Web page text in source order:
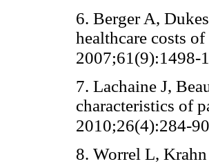
6. Berger A,
healthcare costs
2007;61(9):1498-
7. Lachaine J,
characteristics of
2010;26(4):284-
8. Worrel L,